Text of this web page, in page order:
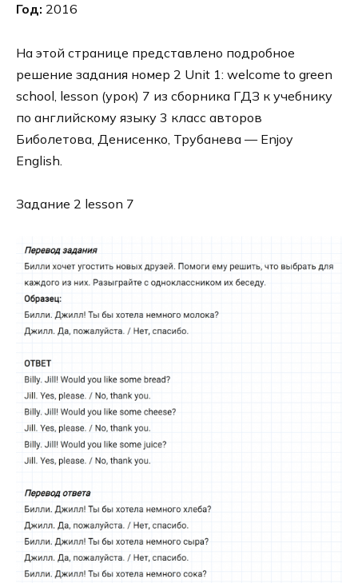
Год: 2016
На этой странице представлено подробное
решение задания номер 2 Unit 1: welcome to green
school, lesson (урок) 7 из сборника ГДЗ к учебнику
по английскому языку 3 класс авторов
Биболетова, Денисенко, Трубанева — Enjoy
English.
Задание 2 lesson 7